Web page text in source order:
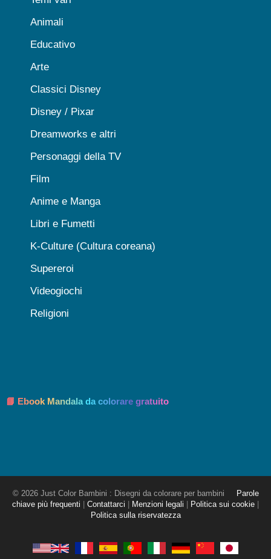
Animali
Educativo
Arte
Classici Disney
Disney / Pixar
Dreamworks e altri
Personaggi della TV
Film
Anime e Manga
Libri e Fumetti
K-Culture (Cultura coreana)
Supereroi
Videogiochi
Religioni
📘 Ebook Mandala da colorare gratuito
© 2026 Just Color Bambini : Disegni da colorare per bambini
Parole
chiave più frequenti
Contattarci Menzioni legali Politica sui cookie
Politica sulla riservatezza